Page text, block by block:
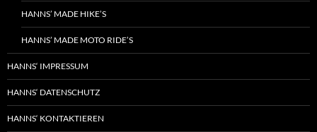
HANNS’ MADE HIKE’S
HANNS’ MADE MOTO RIDE’S
HANNS‘ IMPRESSUM
HANNS‘ DATENSCHUTZ
HANNS‘ KONTAKTIEREN